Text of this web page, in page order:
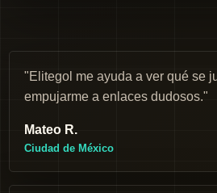
"Elitegol me ayuda a ver qué se
empujarme a enlaces dudosos."
Mateo R.
Ciudad de México